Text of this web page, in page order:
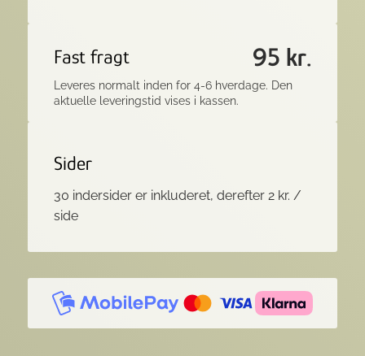
Fast fragt 95 kr.
Leveres normalt inden for 4-6 hverdage. Den
aktuelle leveringstid vises i kassen.
Sider
30 indersider er inkluderet, derefter 2 kr. /
side